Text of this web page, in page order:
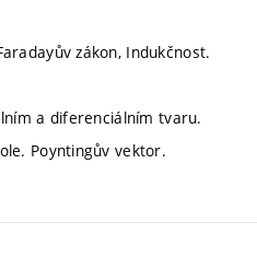
zákon, Indukčnost.
a diferenciálním tvaru.
Poyntingův vektor.